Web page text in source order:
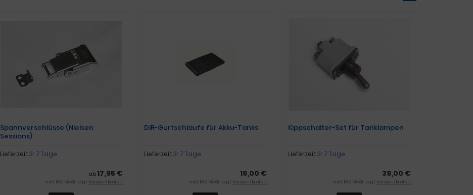
Spannverschlüsse (Nielsen
Sessions)
Lieferzeit:3-7 Tage
ab17,95 €
inkl. 19 % MwSt. zzgl.Versandkosten
DIR-Gurtschlaufe für Akku-Tanks
Lieferzeit:3-7 Tage
19,00 €
inkl. 19 % MwSt. zzgl.Versandkosten
Kippschalter-Set für Tanklampen
Lieferzeit:3-7 Tage
39,00 €
inkl. 19 % MwSt. zzgl.Versandkosten